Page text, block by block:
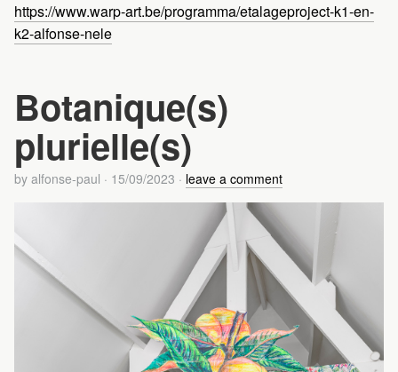
https://www.warp-art.be/programma/etalageproject-k1-en-
k2-alfonse-nele
Botanique(s)
plurielle(s)
by alfonse-paul · 15/09/2023 · leave a comment